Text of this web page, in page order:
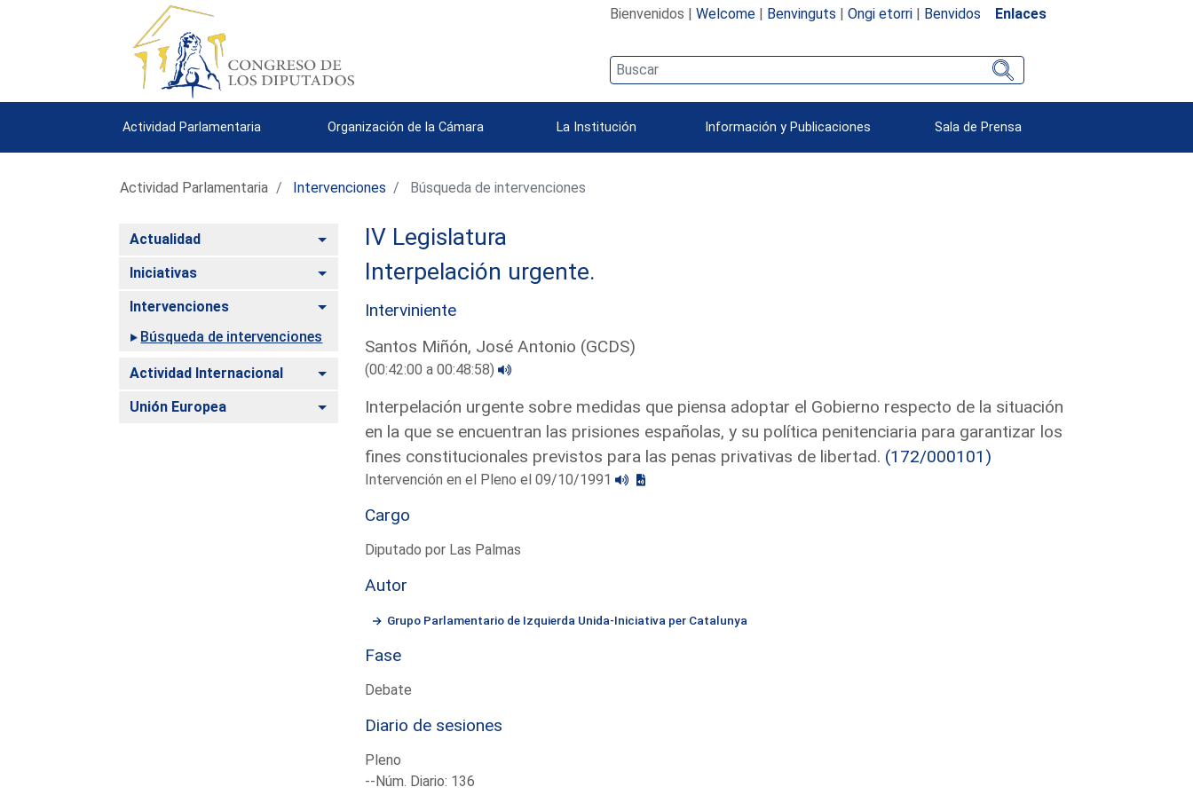
Bienvenidos | Welcome| Benvinguts | Ongi etorri| Benvidos Enlaces
Actividad Parlamentaria Organización de la Cámara La Institución Información y Publicaciones Sala de Prensa
Actividad Parlamentaria Intervenciones Búsqueda de intervenciones
Actualidad Alternar
Iniciativas Alternar
Intervenciones
Alternar
Búsqueda de intervenciones
Actividad Internacional Alternar
Unión Europea Alternar
IV Legislatura
Interpelación urgente.
Interviniente
Santos Miñón, José Antonio (GCDS)
(00:42:00 a 00:48:58)
Interpelación urgente sobre medidas que piensa adoptar el Gobierno respecto de la situación
en la que se encuentran las prisiones españolas, y su política penitenciaria para garantizar los
fines constitucionales previstos para las penas privativas de libertad. (172/000101)
Intervención en el Pleno el 09/10/1991
Cargo
Diputado por Las Palmas
Autor
Grupo Parlamentario de Izquierda Unida-Iniciativa per Catalunya
Fase
Debate
Diario de sesiones
Pleno
--Núm. Diario: 136